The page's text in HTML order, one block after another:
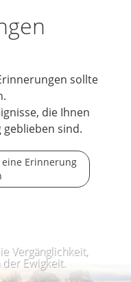
sollte
die Ihnen
sind.
Erinnerung
Vergänglichkeit,
Ewigkeit.